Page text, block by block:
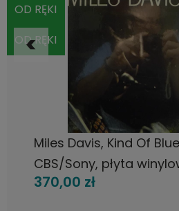
Miles Davis, Kind Of
CBS/Sony, płyta
370,00 zł
OD RĘKI
OD RĘKI